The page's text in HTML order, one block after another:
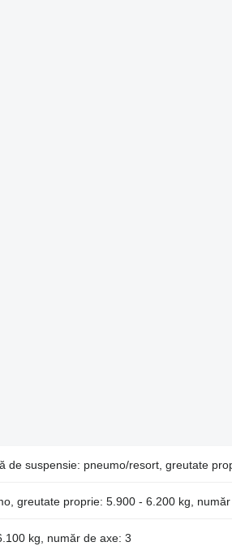
de suspensie: pneumo/resort, greutate
greutate proprie: 5.900 - 6.200 kg,
kg, număr de axe: 3